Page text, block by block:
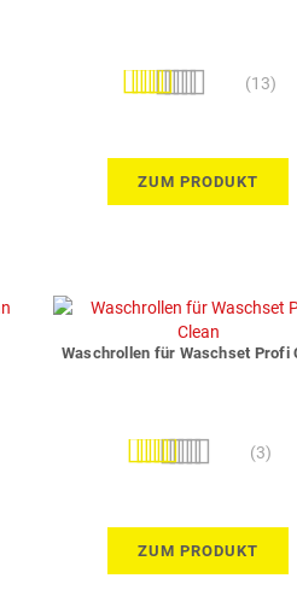
Bewertung: (13)
ZUM PRODUKT
Waschrollen für Waschset Profi
Bewertung: (3)
ZUM PRODUKT